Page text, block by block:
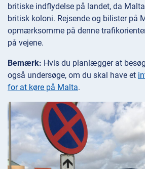
britiske indflydelse på landet, da
britisk koloni. Rejsende og bilister på
opmærksomme på denne
på vejene.
Bemærk: Hvis du planlægger at
også undersøge, om du skal have et
for at køre på Malta.